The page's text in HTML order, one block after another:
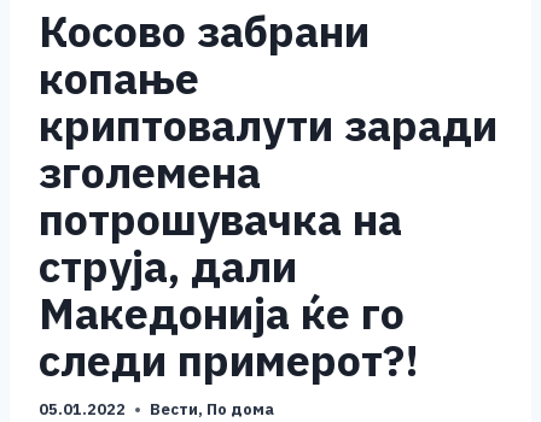
Косово забрани
копање
криптовалути заради
зголемена
потрошувачка на
струја, дали
Македонија ќе го
следи примерот?!
05.01.2022 Вести, По дома